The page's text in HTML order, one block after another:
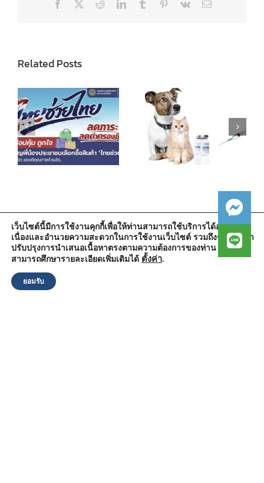
Facebook RedditLinkedInTumblr Pinterest
Vk Email
Related Posts
สำนักงานองค์การบริหารส่วนตำบลวัดตูม
หมู่ที่ 5 ตำบลวัดตูม อำเภอพระนครศรีอยุธยา จังหวัดพระนครศรีอยุธยา
13000
เว็บไซต์นี้มีการใช้งานคุกกี้เพื่อให้ท่านสามารถใช้บริการได้อย่างต่อ
เนื่องและอำนวยความสะดวกในการใช้งานเว็บไซต์ รวมถึงช่วยให้เรา
ปรับปรุงการนำเสนอเนื้อหาตรงตามความต้องการของท่าน โดย
สามารถศึกษารายละเอียดเพิ่มเติมได้ ตั้งค่า.
ยอมรับ